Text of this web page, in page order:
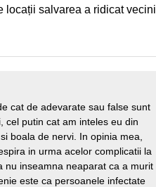
locații salvarea a ridicat vecini
cat de adevarate sau false sunt
cel putin cat am inteles eu din
boala de nervi. In opinia mea,
in urma acelor complicatii la
nu inseamna neaparat ca a murit
este ca persoanele infectate